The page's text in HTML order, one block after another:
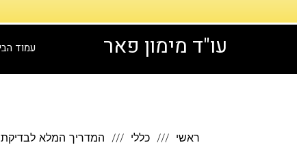
עו"ד מימון פאר עמוד
ראשי כללי המדריך המלא לבדיקת